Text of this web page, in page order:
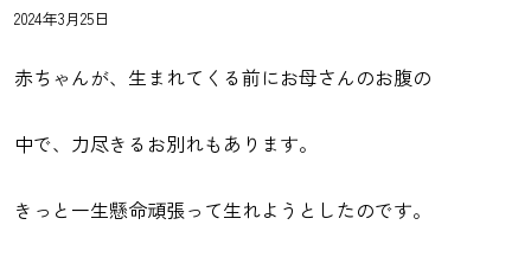
2024年3月25日
赤ちゃんが、生まれてくる前にお母さんのお腹の
中で、力尽きるお別れもあります。
きっと一生懸命頑張って生れようとしたのです。